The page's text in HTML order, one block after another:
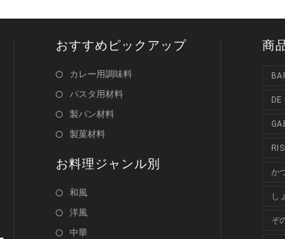
おすすめピックアップ
カレー用調味料
パスタ用材料
製パン材料
製菓材料
お料理ジャンル別
和風
洋風
中華
商
か
し
ぞ